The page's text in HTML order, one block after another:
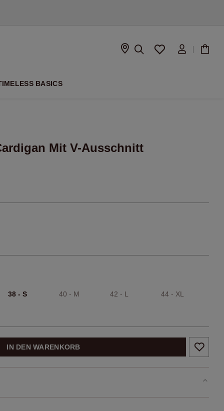
BASICS
Mit V-Ausschnitt
38 - S 40 - M 42 - L 44 - XL
IN DEN WARENKORB